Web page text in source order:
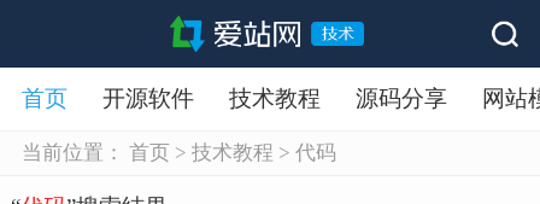
首页 开源软件 技术教程 源码分享 网站
当前位置： 首页 > 技术教程 > 代码